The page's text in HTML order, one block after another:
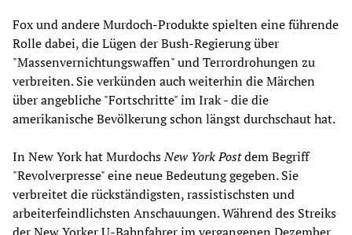
Fox und andere Murdoch-Produkte spielten eine führende
Rolle dabei, die Lügen der Bush-Regierung über
"Massenvernichtungswaffen" und Terrordrohungen zu
verbreiten. Sie verkünden auch weiterhin die Märchen
über angebliche "Fortschritte" im Irak - die die
amerikanische Bevölkerung schon längst durchschaut hat.
In New York hat MurdochsNew York Postdem Begriff
"Revolverpresse" eine neue Bedeutung gegeben. Sie
verbreitet die rückständigsten, rassistischsten und
arbeiterfeindlichsten Anschauungen. Während des Streiks